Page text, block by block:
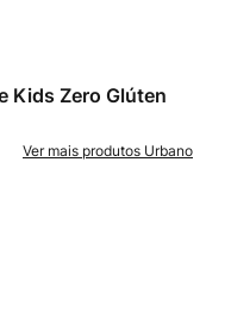
Kids Zero Glúten
Urbano